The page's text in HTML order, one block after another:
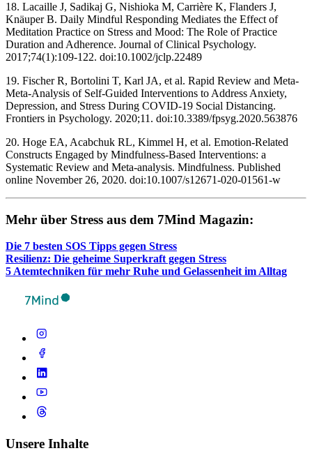
18. Lacaille J, Sadikaj G, Nishioka M, Carrière K, Flanders J,
Knäuper B. Daily Mindful Responding Mediates the Effect of
Meditation Practice on Stress and Mood: The Role of Practice
Duration and Adherence. Journal of Clinical Psychology.
2017;74(1):109-122. doi:10.1002/jclp.22489 ‌
19. Fischer R, Bortolini T, Karl JA, et al. Rapid Review and Meta-
Meta-Analysis of Self-Guided Interventions to Address Anxiety,
Depression, and Stress During COVID-19 Social Distancing.
Frontiers in Psychology. 2020;11. doi:10.3389/fpsyg.2020.563876 ‌
20. Hoge EA, Acabchuk RL, Kimmel H, et al. Emotion-Related
Constructs Engaged by Mindfulness-Based Interventions: a
Systematic Review and Meta-analysis. Mindfulness. Published
online November 26, 2020. doi:10.1007/s12671-020-01561-w ‌
Mehr über Stress aus dem 7Mind Maga­zin:
Die 7 besten SOS Tipps gegen Stress
Resi­li­enz: Die geheime Super­kraft gegen Stress
5 Atem­tech­ni­ken für mehr Ruhe und Gelas­sen­heit im Alltag
Unsere Inhalte